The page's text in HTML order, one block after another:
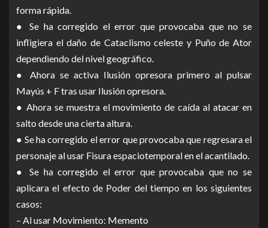
forma rápida.
● Se ha corregido el error que provocaba que no se
infligiera el daño de Cataclismo celeste y Puño de Ator
dependiendo del nivel geográfico.
● Ahora se activa Ilusión opresora primero al pulsar
Mayús + F tras usar Ilusión opresora.
● Ahora se muestra el movimiento de caída al atacar en
salto desde una cierta altura.
● Se ha corregido el error que provocaba que regresara el
personaje al usar Fisura espaciotemporal en el acantilado.
● Se ha corregido el error que provocaba que no se
aplicara el efecto de Poder del tiempo en los siguientes
casos:
– Al usar Movimiento: Memento